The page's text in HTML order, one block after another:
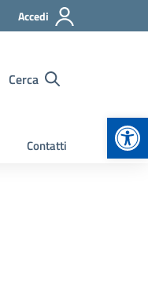
Accedi
Cerca
Contatti